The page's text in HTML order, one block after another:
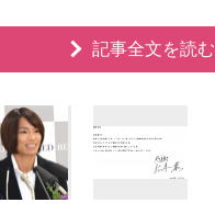
記事全文を読む